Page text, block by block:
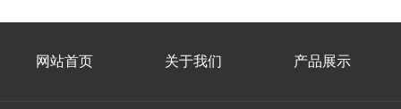
网站首页 关于我们 产品展示